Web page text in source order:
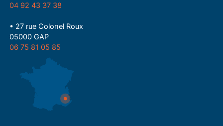
04 92 43 37 38
• 27 rue Colonel Roux
05000 GAP
06 75 81 05 85